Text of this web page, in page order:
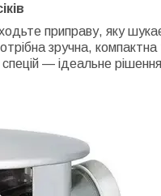
приправу, яку
зручна,
— ідеальне